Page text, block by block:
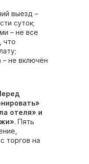
выезд –
суток;
– не все
что
– не включён
отеля» и
. Пять
торгов на